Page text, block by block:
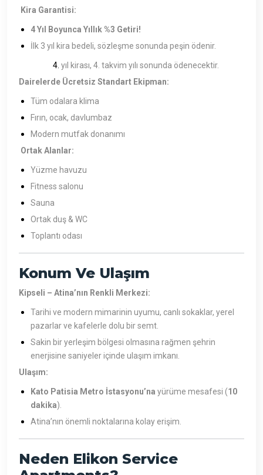
Kira Garantisi:
4 Yıl Boyunca Yıllık %3 Getiri!
İlk 3 yıl kira bedeli, sözleşme sonunda peşin ödenir.
yıl kirası, 4. takvim yılı sonunda ödenecektir.
Dairelerde Ücretsiz Standart Ekipman:
Tüm odalara klima
Fırın, ocak, davlumbaz
Modern mutfak donanımı
Ortak Alanlar:
Yüzme havuzu
Fitness salonu
Sauna
Ortak duş & WC
Toplantı odası
Konum Ve Ulaşım
Kipseli – Atina’nın Renkli Merkezi:
Tarihi ve modern mimarinin uyumu, canlı sokaklar, yerel
pazarlar ve kafelerle dolu bir semt.
Sakin bir yerleşim bölgesi olmasına rağmen şehrin
enerjisine saniyeler içinde ulaşım imkanı.
Ulaşım:
Kato Patisia Metro İstasyonu’na yürüme mesafesi (10
dakika).
Atina’nın önemli noktalarına kolay erişim.
Neden Elikon Service